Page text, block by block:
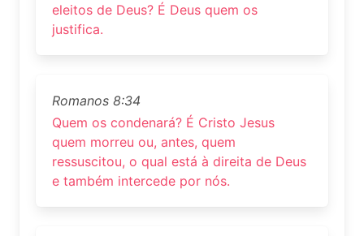
eleitos de Deus? É Deus quem os
justifica.
Romanos 8:34
Quem os condenará? É Cristo Jesus
quem morreu ou, antes, quem
ressuscitou, o qual está à direita de Deus
e também intercede por nós.